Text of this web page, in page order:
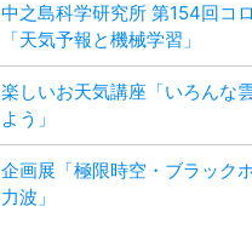
中之島科学研究所 第154回コ
「天気予報と機械学習」
楽しいお天気講座「いろんな
よう」
企画展「極限時空・ブラック
力波」